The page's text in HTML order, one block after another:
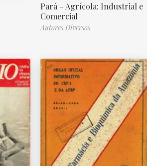
Pará – Agrícola: Industrial e
Comercial
Autores Diversos